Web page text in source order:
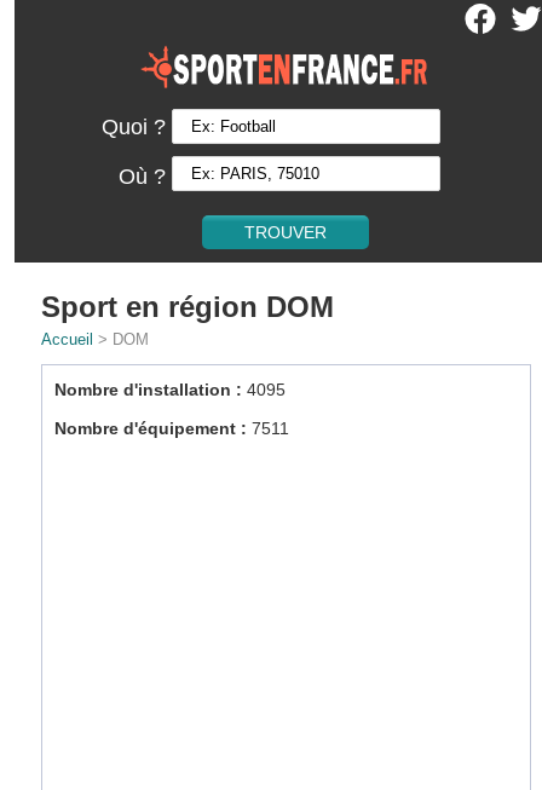
Quoi ?
Où ?
Sport en région DOM
Accueil > DOM
Nombre d'installation :4095
Nombre d'équipement :7511